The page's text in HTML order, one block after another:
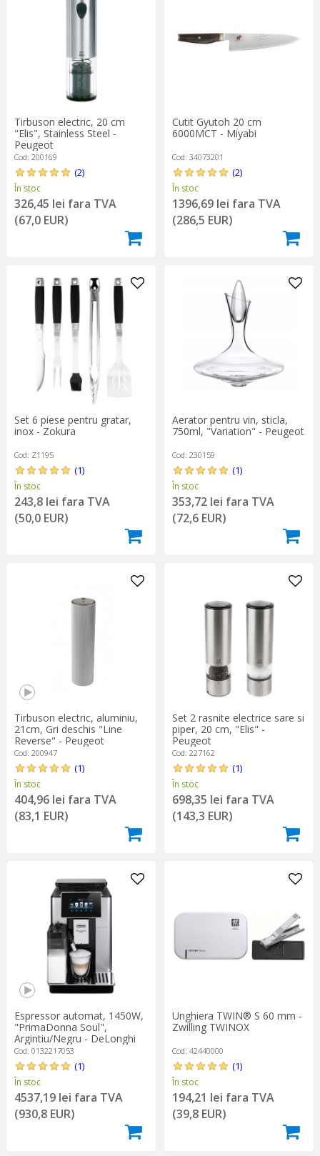
Tirbuson electric, 20 cm
"Elis", Stainless Steel -
Peugeot
Cod: 200169
(2)
În stoc
326,45 lei fara TVA
(67,0 EUR)
Cutit Gyutoh 20 cm
6000MCT - Miyabi
Cod: 34073201
(2)
În stoc
1396,69 lei fara TVA
(286,5 EUR)
Set 6 piese pentru gratar,
inox - Zokura
Cod: Z1195
(1)
În stoc
243,8 lei fara TVA
(50,0 EUR)
Aerator pentru vin, sticla,
750ml, "Variation" - Peugeot
Cod: 230159
(1)
În stoc
353,72 lei fara TVA
(72,6 EUR)
Tirbuson electric, aluminiu,
21cm, Gri deschis "Line
Reverse" - Peugeot
Cod: 200947
(1)
În stoc
404,96 lei fara TVA
(83,1 EUR)
Set 2 rasnite electrice sare si
piper, 20 cm, "Elis" -
Peugeot
Cod: 227162
(1)
În stoc
698,35 lei fara TVA
(143,3 EUR)
Espressor automat, 1450W,
"PrimaDonna Soul",
Argintiu/Negru - DeLonghi
Cod: 0132217053
(1)
În stoc
4537,19 lei fara TVA
(930,8 EUR)
Unghiera TWIN® S 60 mm -
Zwilling TWINOX
Cod: 42440000
(1)
În stoc
194,21 lei fara TVA
(39,8 EUR)